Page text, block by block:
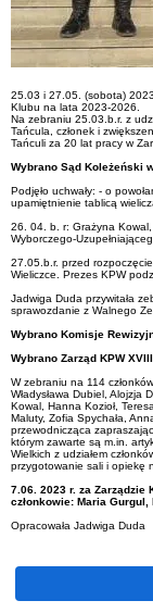
25.03 i 27.05. (sobota) 2023
Klubu na lata 2023-2026.
Na zebraniu 25.03.b.r. z
Tańcula, członek i
Tańculi za 20 lat pracy w
Wybrano Sąd Koleżeński
Podjęło uchwały: - o
upamiętnienie tablicą
26. 04. b. r: Grażyna Kowal,
Wyborczego-
27.05.b.r. przed
Wieliczce. Prezes KPW
Jadwiga Duda przywitała
sprawozdanie z Walnego
Wybrano Komisje
Wybrano Zarząd KPW
W zebraniu na 114
Władysława Dubiel,
Kowal, Hanna Kozioł,
Maluty, Zofia Spychała,
przewodnicząca
którym zawarte są m.in.
Wielkich z udziałem
przygotowanie sali i opiekę
7.06. 2023 r. za
członkowie: Maria
Opracowała Jadwiga Duda